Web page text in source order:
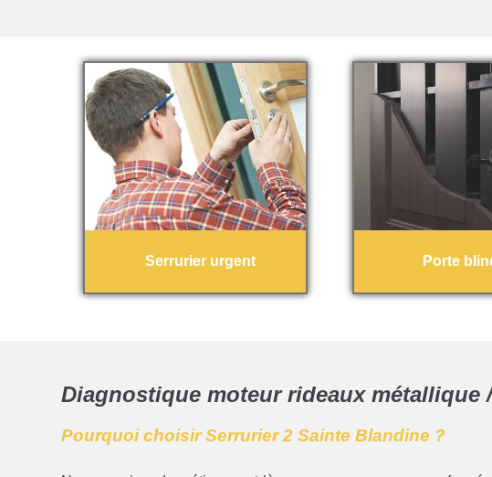
Serrurier urgent Porte
Diagnostique moteur rideaux métallique
Pourquoi choisir Serrurier 2 Sainte Blandine ?